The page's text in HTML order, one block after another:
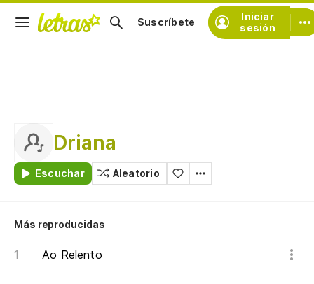
Iniciar
sesión
Suscríbete
Driana
Escuchar Aleatorio
Más reproducidas
Ao Relento